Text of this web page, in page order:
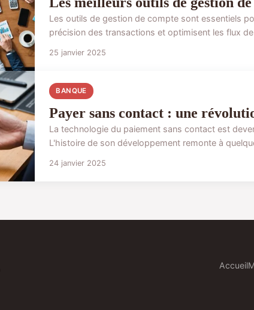
Les outils de gestion de compte sont essentiels
précision des transactions et optimisent les flux
25 janvier 2025
BANQUE
Payer sans contact : une
La technologie du paiement sans contact est
L'histoire de son développement remonte à
24 janvier 2025
Accueil